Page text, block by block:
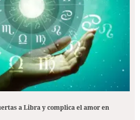
a Libra y complica el amor en